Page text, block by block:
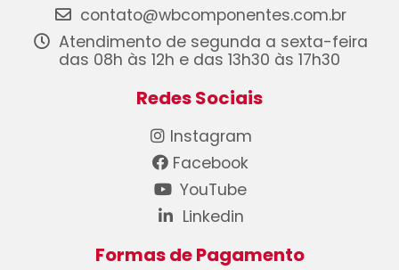
contato@wbcomponentes.com.br
Atendimento de segunda a sexta-feira
das 08h às 12h e das 13h30 às 17h30
Redes Sociais
Instagram
Facebook
YouTube
Linkedin
Formas de Pagamento